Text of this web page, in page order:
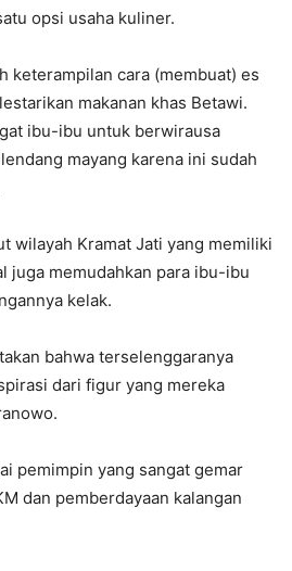
opsi usaha kuliner.
keterampilan cara (membuat) es
makanan khas Betawi.
ibu-ibu untuk berwirausa
mayang karena ini sudah
wilayah Kramat Jati yang memiliki
juga memudahkan para ibu-ibu
kelak.
bahwa terselenggaranya
dari figur yang mereka
pemimpin yang sangat gemar
dan pemberdayaan kalangan